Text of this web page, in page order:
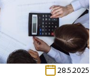
28.5.2025